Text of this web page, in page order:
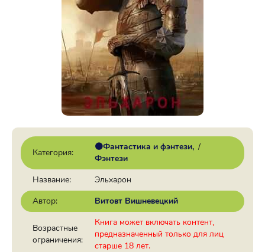
Категория:
🟠Фантастика и фэнтези /
Фэнтези
Название:
Эльхарон
Автор:
Витовт Вишневецкий
Возрастные
ограничения:
Книга может включать контент,
предназначенный только для лиц
старше 18 лет.